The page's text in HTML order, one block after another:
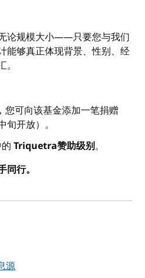
论规模大小——只要您与我们
能够真正体现背景、性别、经
您可向该基金添加一笔捐赠
旬开放）。
Triquetra赞助级别。
行。
源